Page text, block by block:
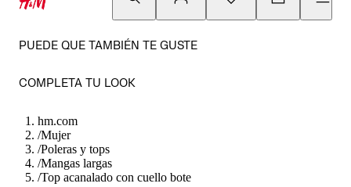
PUEDE QUE TAMBIÉN TE GUSTE
COMPLETA TU LOOK
hm.com
/Mujer
/Poleras y tops
/Mangas largas
/Top acanalado con cuello bote